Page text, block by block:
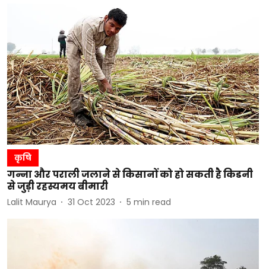
कृषि
गन्ना और पराली जलाने से किसानों को हो सकती है किडनी
से जुड़ी रहस्यमय बीमारी
Lalit Maurya 31 Oct 2023 5 min read